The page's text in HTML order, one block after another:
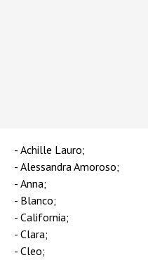
Achille Lauro;
Alessandra Amoroso;
Anna;
Blanco;
California;
Clara;
Cleo;